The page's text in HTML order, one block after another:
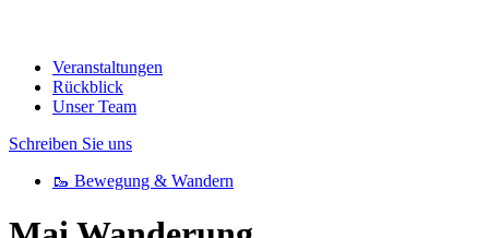
Veranstaltungen
Rückblick
Unser Team
Schreiben Sie uns
🥾 Bewegung & Wandern